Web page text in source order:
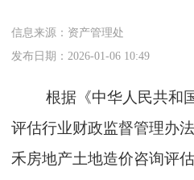
信息来源：资产管理处
发布日期：2026-01-06 10:49
根据《中华人民共和
评估行业财政监督管理办
禾房地产土地造价咨询评